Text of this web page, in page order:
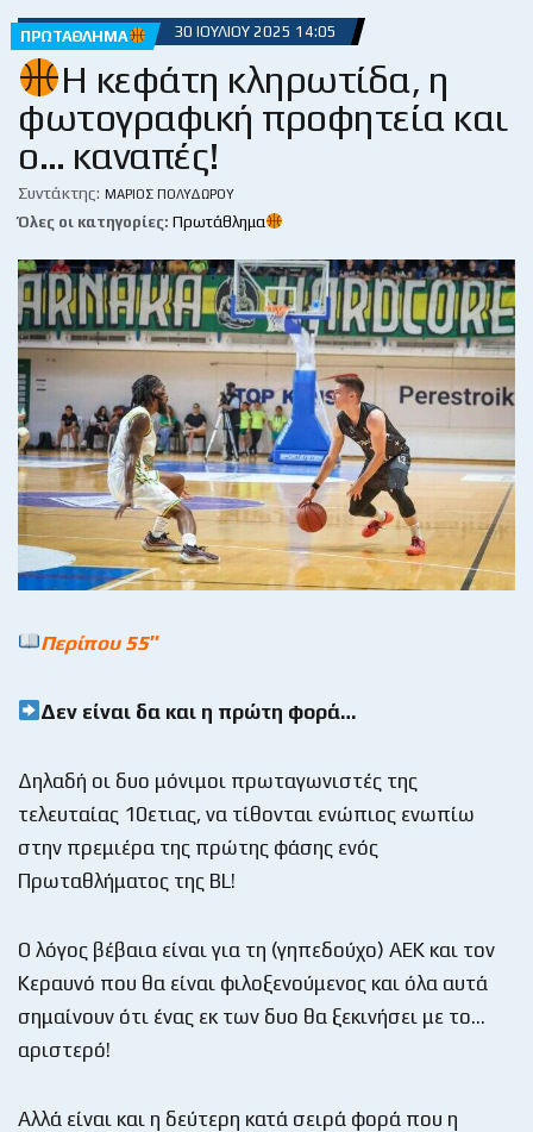
ΠΡΩΤΆΘΛΗΜΑ 30 ΙΟΥΛΊΟΥ 2025 14:05
Η κεφάτη κληρωτίδα, η
φωτογραφική προφητεία και
ο… καναπές!
Συντάκτης: ΜΆΡΙΟΣ ΠΟΛΥΔΏΡΟΥ
Όλες οι κατηγορίες: Πρωτάθλημα
Περίπου 55″
Δεν είναι δα και η πρώτη φορά…
Δηλαδή οι δυο μόνιμοι πρωταγωνιστές της
τελευταίας 10ετιας, να τίθονται ενώπιος ενωπίω
στην πρεμιέρα της πρώτης φάσης ενός
Πρωταθλήματος της BL!
Ο λόγος βέβαια είναι για τη (γηπεδούχο) ΑΕΚ και τον
Κεραυνό που θα είναι φιλοξενούμενος και όλα αυτά
σημαίνουν ότι ένας εκ των δυο θα ξεκινήσει με το…
αριστερό!
Αλλά είναι και η δεύτερη κατά σειρά φορά που η